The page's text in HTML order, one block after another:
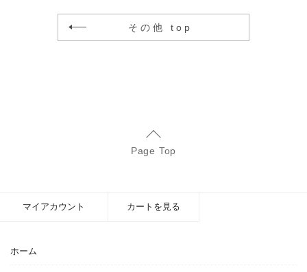
その他 top
Page Top
ホーム
マイアカウント カートを見る